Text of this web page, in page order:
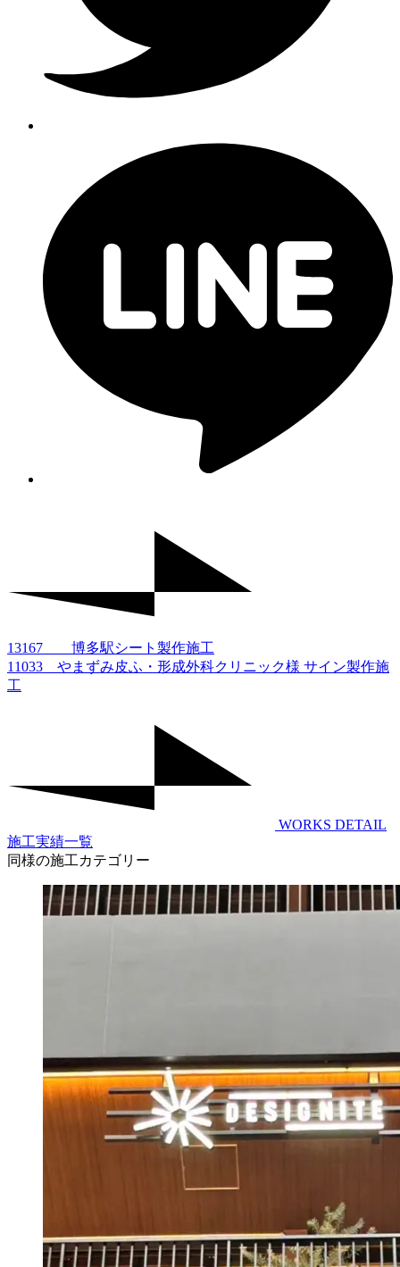
13167 博多駅シート製作施工
11033 やまずみ皮ふ・形成外科クリニック様 サイン製作施
工
WORKS DETAIL
施工実績一覧
同様の施工カテゴリー